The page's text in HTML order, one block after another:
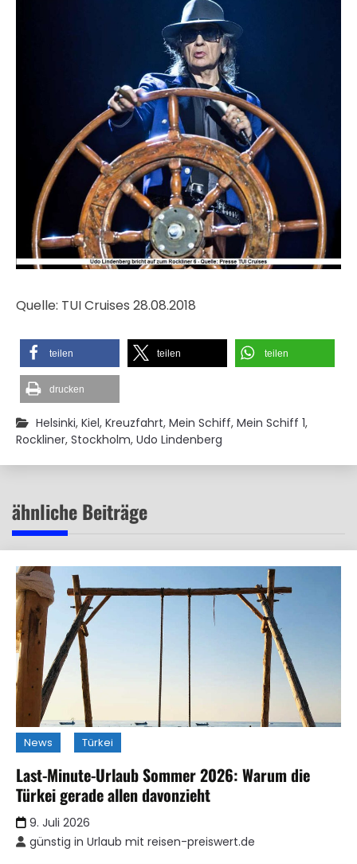
Quelle: TUI Cruises 28.08.2018
teilen teilen teilen
drucken
Helsinki, Kiel, Kreuzfahrt, Mein Schiff, Mein Schiff 1,
Rockliner, Stockholm, Udo Lindenberg
ähnliche Beiträge
News Türkei
Last-Minute-Urlaub Sommer 2026: Warum die
Türkei gerade allen davonzieht
9. Juli 2026
günstig in Urlaub mit reisen-preiswert.de